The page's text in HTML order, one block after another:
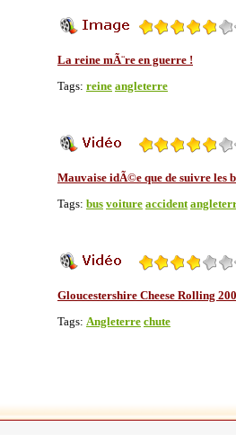
La reine mÃ¨re en guerre !
Tags: reine angleterre
Mauvaise idÃ©e que de suivre les
Tags: bus voiture accident
Gloucestershire Cheese Rolling
Tags: Angleterre chute